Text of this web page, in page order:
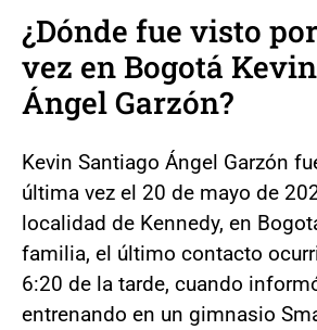
¿Dónde fue visto
vez en Bogotá
Ángel Garzón?
Kevin Santiago Ángel Garzón
última vez el 20 de mayo de
localidad de Kennedy, en
familia, el último contacto
6:20 de la tarde, cuando
entrenando en un gimnasio